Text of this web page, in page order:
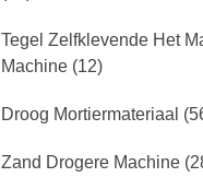
Tegel Zelfklevende Het
Machine (12)
Droog Mortiermateriaal
Zand Drogere Machine